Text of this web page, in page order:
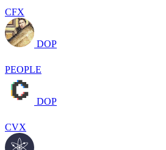
CFX
DOP
PEOPLE
DOP
CVX